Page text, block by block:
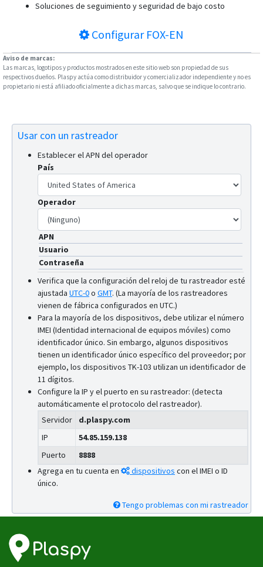
Soluciones de seguimiento y seguridad de bajo costo
ConfigurarFOX-EN
Aviso de marcas:
Las marcas, logotipos y productos mostrados en este sitio web son propiedad de sus
respectivos dueños. Plaspy actúa como distribuidor y comercializador independiente y no es
propietario ni está afiliado oficialmente a dichas marcas, salvo que se indique lo contrario.
Usar con un rastreador
Establecer el APN del operador
País
Operador
APN
Usuario
Contraseña
Verifica que la configuración del reloj de tu rastreador esté
ajustada UTC-0o GMT. (La mayoría de los rastreadores
vienen de fábrica configurados en UTC.)
Para la mayoría de los dispositivos, debe utilizar el número
IMEI (Identidad internacional de equipos móviles) como
identificador único. Sin embargo, algunos dispositivos
tienen un identificador único específico del proveedor; por
ejemplo, los dispositivos TK-103 utilizan un identificador de
11 dígitos.
Configure la IP y el puerto en su rastreador: (detecta
automáticamente el protocolo del rastreador).
Servidor
d.plaspy.com
IP
54.85.159.138
Puerto
8888
Agrega en tu cuenta en
dispositivos con el IMEI o ID
único.
Tengo problemas con mi rastreador